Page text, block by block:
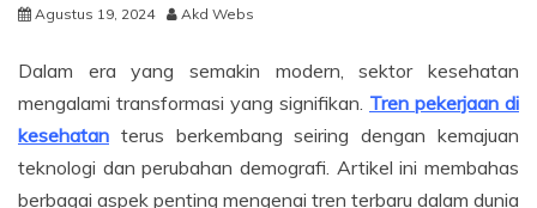
Agustus 19, 2024 Akd Webs
Dalam era yang semakin modern, sektor kesehatan
mengalami transformasi yang signifikan. Tren pekerjaan di
kesehatan terus berkembang seiring dengan kemajuan
teknologi dan perubahan demografi. Artikel ini membahas
berbagai aspek penting mengenai tren terbaru dalam dunia